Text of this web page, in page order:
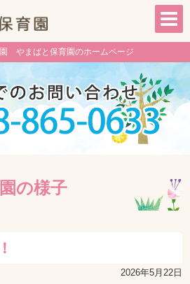
やまばと保育園のホームページ
園の様子
2026年5月22日